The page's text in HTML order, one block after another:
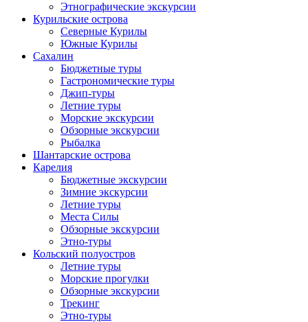
Этнографические экскурсии
Курильские острова
Северные Курилы
Южные Курилы
Сахалин
Бюджетные туры
Гастрономические туры
Джип-туры
Летние туры
Морские экскурсии
Обзорные экскурсии
Рыбалка
Шантарские острова
Карелия
Бюджетные экскурсии
Зимние экскурсии
Летние туры
Места Силы
Обзорные экскурсии
Этно-туры
Кольский полуостров
Летние туры
Морские прогулки
Обзорные экскурсии
Трекинг
Этно-туры